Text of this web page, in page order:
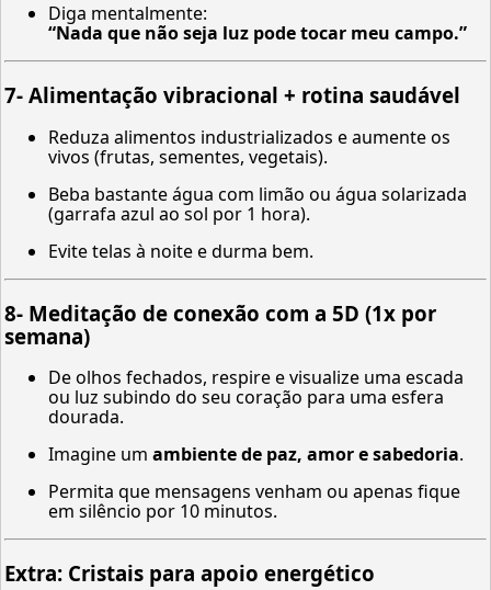
Diga mentalmente:
“Nada que não seja luz pode tocar meu campo.”
7- Alimentação vibracional + rotina saudável
Reduza alimentos industrializados e aumente os
vivos (frutas, sementes, vegetais).
Beba bastante água com limão ou água solarizada
(garrafa azul ao sol por 1 hora).
Evite telas à noite e durma bem.
8- Meditação de conexão com a 5D (1x por
semana)
De olhos fechados, respire e visualize uma escada
ou luz subindo do seu coração para uma esfera
dourada.
Imagine um ambiente de paz, amor e sabedoria.
Permita que mensagens venham ou apenas fique
em silêncio por 10 minutos.
Extra: Cristais para apoio energético